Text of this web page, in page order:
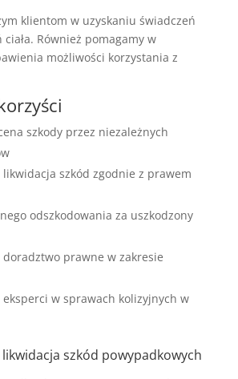
klientom w uzyskaniu świadczeń
ciała. Również pomagamy w
możliwości korzystania z
szkody przez niezależnych
likwidacja szkód zgodnie z prawem
odszkodowania za uszkodzony
prawne w zakresie
eksperci w sprawach kolizyjnych w
szkód powypadkowych